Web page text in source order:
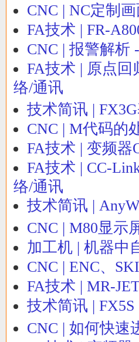
CNC | NC定制
FA技术 | FR-
CNC | 报警解析
FA技术 | 原点回
络/通讯
技术简讯 |
CNC | M代码的
FA技术 | 变频
FA技术 | CC-
络/通讯
技术简讯 |
CNC | M80显示
加工机 | 机器中
CNC | ENC、
FA技术 | MR-
技术简讯 |
CNC | 如何快速